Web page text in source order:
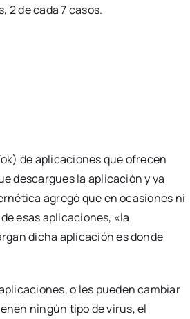
de cada 7 casos.
de aplicaciones que ofrecen
descargues la aplicación y ya
agregó que en ocasiones ni
esas aplicaciones, «la
dicha aplicación es donde
o les pueden cambiar
ningún tipo de virus, el